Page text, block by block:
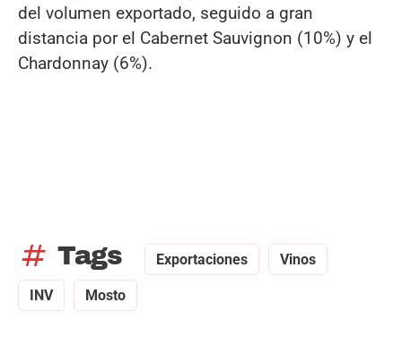
del volumen exportado, seguido a gran
distancia por el Cabernet Sauvignon (10%) y el
Chardonnay (6%).
tag Tags Exportaciones Vinos
INV Mosto